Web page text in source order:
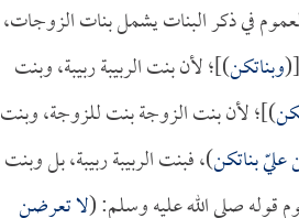
في ذكر البنات يشمل بنات الزوجات،
وبناتكن)]؛ لأن بنت الربيبة ربيبة، وبنت
)]؛ لأن بنت الزوجة بنت للزوجة، وبنت
بناتكن)، فبنت الربيبة ربيبة، بل وبنت
قوله صلى الله عليه وسلم: (لا تعرضن